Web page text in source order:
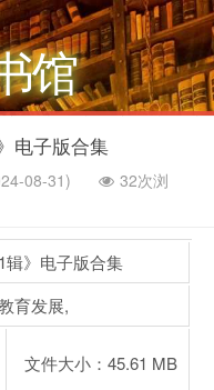
馆
电子版合集
08-31)
32次浏
辑》电子版合集
育发展,
文件大小：45.61 MB